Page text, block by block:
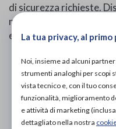
di sicurezza richieste.
non forato, in vari
e azzurro.
PROVA E
DA38,00€
PROVA E
NON
La tua privacy, al primo
Noi, insieme ad alcuni
strumenti analoghi per scopi
vista tecnico e, con il tuo
funzionalità, miglioramento
e attività di marketing
dettagliato nella nostra